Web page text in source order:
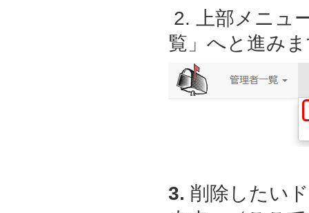
2. 上部メニュ
覧」へと進み
3. 削除したい